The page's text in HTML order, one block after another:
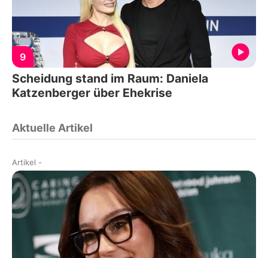
9
Scheidung stand im Raum: Daniela
Katzenberger über Ehekrise
Aktuelle Artikel
Artikel -